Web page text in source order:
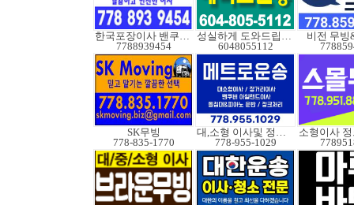
한국포장이사 밴쿠버무빙
7788939454
성실하게 도와드립니다
6048055112
비전 무빙
SK무빙
778-835-1770
대,소형 이사및 정크처
778-955-1029